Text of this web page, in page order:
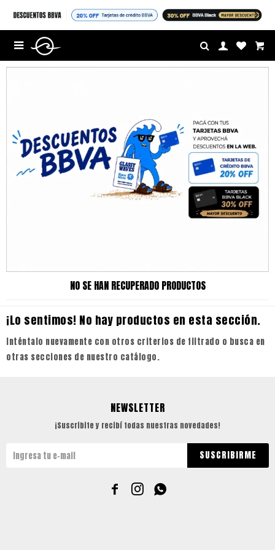


NO SE HAN RECUPERADO PRODUCTOS
¡Lo sentimos! No hay productos en esta sección.
Inténtalo nuevamente con otros criterios de filtrado o busca en
otras secciones de nuestro catálogo.
NEWSLETTER
¡Suscribite y recibí todas nuestras novedades!
SUSCRIBIRME
  